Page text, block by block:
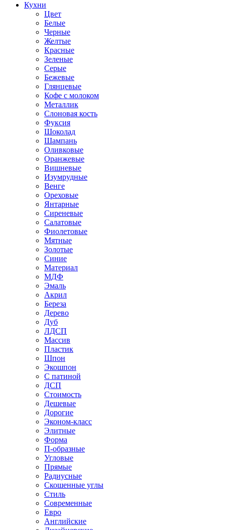
Кухни
Цвет
Белые
Черные
Желтые
Красные
Зеленые
Серые
Бежевые
Глянцевые
Кофе с молоком
Металлик
Слоновая кость
Фуксия
Шоколад
Шампань
Оливковые
Оранжевые
Вишневые
Изумрудные
Венге
Ореховые
Янтарные
Сиреневые
Салатовые
Фиолетовые
Мятные
Золотые
Синие
Материал
МДФ
Эмаль
Акрил
Береза
Дерево
Дуб
ЛДСП
Массив
Пластик
Шпон
Экошпон
С патиной
ДСП
Стоимость
Дешевые
Дорогие
Эконом-класс
Элитные
Форма
П-образные
Угловые
Прямые
Радиусные
Скошенные углы
Стиль
Современные
Евро
Английские